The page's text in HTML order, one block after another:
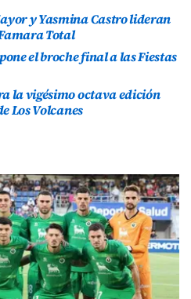
y Yasmina Castro lideran
Total
el broche final a las Fiestas
la vigésimo octava edición
Los Volcanes